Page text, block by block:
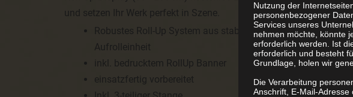
und setzen Ihr Werk perfekt in Szene.
Robustes Roll-Up System aus stabilem Aluminium mit
Aufrolleinheit
inkl. bedrucktem RollUp Banner
einsatzfertig vorbereitet
Nutzung der
personenbezogener
Services unseres
nehmen möchte, könnte
erforderlich werden. Ist
erforderlich und besteht
Grundlage, holen wir
Die Verarbeitung
Anschrift, E-Mail-Adresse